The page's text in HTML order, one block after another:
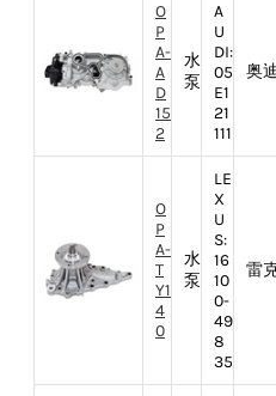
O
P
A-
A
D
15
2
水
泵
A
U
DI:
05
E1
21
111
奥
O
P
A-
T
Y1
4
0
水
泵
LE
X
U
S:
16
10
0-
49
8
35
雷